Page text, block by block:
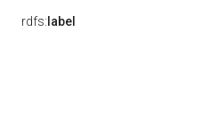
rdfs: label